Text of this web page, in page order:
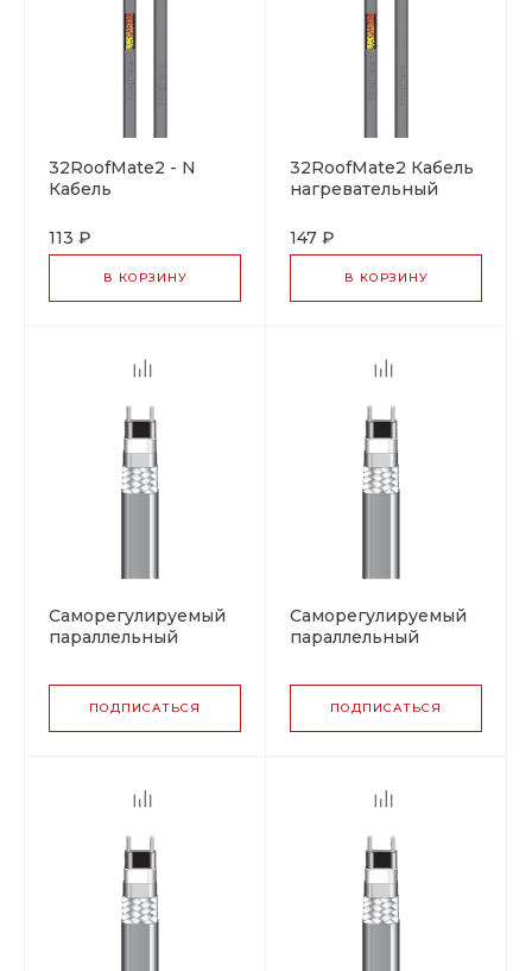
32RoofMate2 - N
Кабель
саморегулирующийся
113 ₽
В КОРЗИНУ
32RoofMate2 Кабель
нагревательный
147 ₽
В КОРЗИНУ
Саморегулируемый
параллельный
BARTEC PSBL 10 (07-
5807-2105),
ПОДПИСАТЬСЯ
Саморегулируемый
параллельный
BARTEC PSBL 10 (07-
5807-2106),
ПОДПИСАТЬСЯ